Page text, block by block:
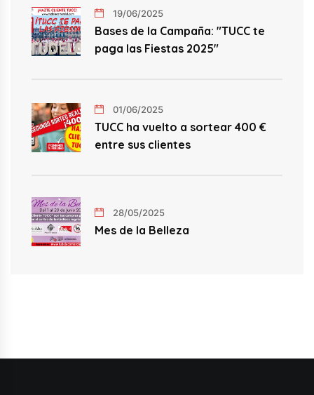
19/06/2025
Bases de la Campaña: "TUCC te
paga las Fiestas 2025"
01/06/2025
TUCC ha vuelto a sortear 400 €
entre sus clientes
28/05/2025
Mes de la Belleza